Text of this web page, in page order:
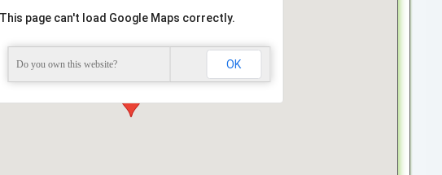
This page can't load Google Maps correctly.
Do you own this website? OK